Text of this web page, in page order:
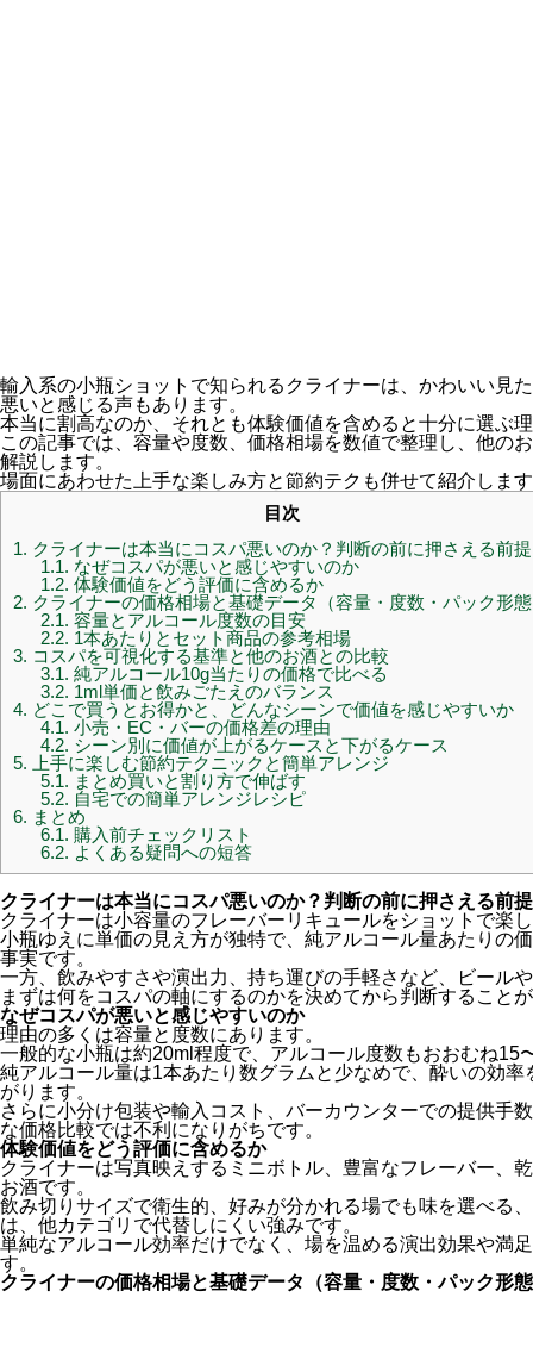
輸入系の小瓶ショットで知られるクライナーは、かわいい見
悪いと感じる声もあります。
本当に割高なのか、それとも体験価値を含めると十分に選ぶ
この記事では、容量や度数、価格相場を数値で整理し、他の
解説します。
場面にあわせた上手な楽しみ方と節約テクも併せて紹介しま
目次
1. クライナーは本当にコスパ悪いのか？判断の前に押さえる前提
1.1. なぜコスパが悪いと感じやすいのか
1.2. 体験価値をどう評価に含めるか
2. クライナーの価格相場と基礎データ（容量・度数・パック形
2.1. 容量とアルコール度数の目安
2.2. 1本あたりとセット商品の参考相場
3. コスパを可視化する基準と他のお酒との比較
3.1. 純アルコール10g当たりの価格で比べる
3.2. 1ml単価と飲みごたえのバランス
4. どこで買うとお得かと、どんなシーンで価値を感じやすいか
4.1. 小売・EC・バーの価格差の理由
4.2. シーン別に価値が上がるケースと下がるケース
5. 上手に楽しむ節約テクニックと簡単アレンジ
5.1. まとめ買いと割り方で伸ばす
5.2. 自宅での簡単アレンジレシピ
6. まとめ
6.1. 購入前チェックリスト
6.2. よくある疑問への短答
クライナーは本当にコスパ悪いのか？判断の前に押さえる前提
クライナーは小容量のフレーバーリキュールをショットで楽
小瓶ゆえに単価の見え方が独特で、純アルコール量あたりの
事実です。
一方、飲みやすさや演出力、持ち運びの手軽さなど、ビール
まずは何をコスパの軸にするのかを決めてから判断すること
なぜコスパが悪いと感じやすいのか
理由の多くは容量と度数にあります。
一般的な小瓶は約20ml程度で、アルコール度数もおおむね15
純アルコール量は1本あたり数グラムと少なめで、酔いの効
がります。
さらに小分け包装や輸入コスト、バーカウンターでの提供手
な価格比較では不利になりがちです。
体験価値をどう評価に含めるか
クライナーは写真映えするミニボトル、豊富なフレーバー、
お酒です。
飲み切りサイズで衛生的、好みが分かれる場でも味を選べる
は、他カテゴリで代替しにくい強みです。
単純なアルコール効率だけでなく、場を温める演出効果や満
す。
クライナーの価格相場と基礎データ（容量・度数・パック形